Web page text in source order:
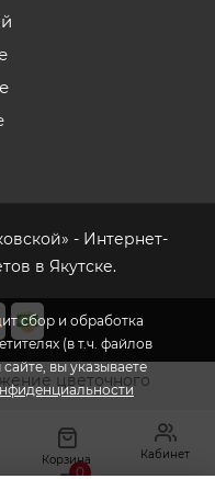
Корзина
0
Кабинет
сбор и обработка
(в т.ч. файлов
вы указываете
- Интернет-
в Якутске.
цветочного